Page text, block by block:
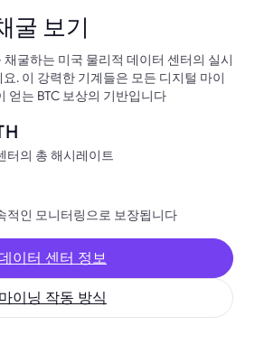
굴 보기
채굴하는 미국 물리적 데이터 센터의 실시
. 이 강력한 기계들은 모든 디지털 마이
얻는 BTC 보상의 기반입니다
터의 총 해시레이트
적인 모니터링으로 보장됩니다
이터 센터 정보
마이닝 작동 방식